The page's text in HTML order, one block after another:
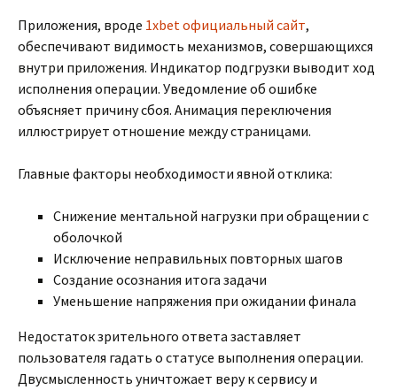
Приложения, вроде 1xbet официальный сайт,
обеспечивают видимость механизмов, совершающихся
внутри приложения. Индикатор подгрузки выводит ход
исполнения операции. Уведомление об ошибке
объясняет причину сбоя. Анимация переключения
иллюстрирует отношение между страницами.
Главные факторы необходимости явной отклика:
Снижение ментальной нагрузки при обращении с
оболочкой
Исключение неправильных повторных шагов
Создание осознания итога задачи
Уменьшение напряжения при ожидании финала
Недостаток зрительного ответа заставляет
пользователя гадать о статусе выполнения операции.
Двусмысленность уничтожает веру к сервису и